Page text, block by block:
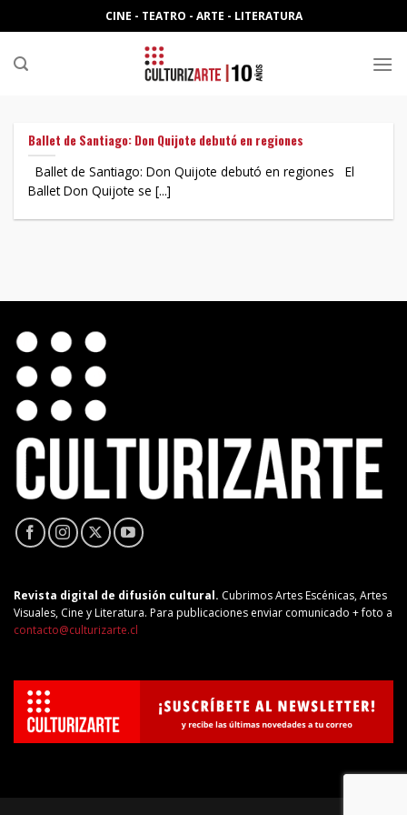
to
content
CINE - TEATRO - ARTE - LITERATURA
Ballet de Santiago: Don Quijote debutó en regiones
Ballet de Santiago: Don Quijote debutó en regiones El
Ballet Don Quijote se [...]
Revista digital de difusión cultural. Cubrimos Artes Escénicas, Artes
Visuales, Cine y Literatura. Para publicaciones enviar comunicado + foto a
contacto@culturizarte.cl